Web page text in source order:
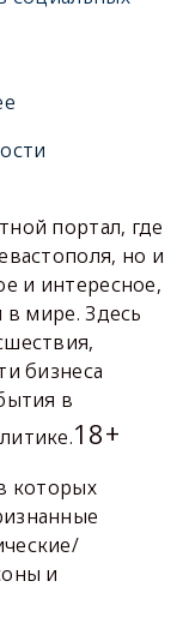
портал, где
но и
и интересное,
мире. Здесь
бизнеса
в
18+
которых
и